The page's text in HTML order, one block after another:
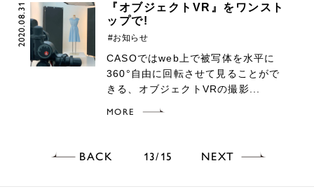
2020.08.31
『オブジェクトVR』をワンスト
ップで!
#お知らせ
CASOではweb上で被写体を水平に
360°自由に回転させて見ることがで
きる、オブジェクトVRの撮影...
MORE
BACK 13 15 NEXT